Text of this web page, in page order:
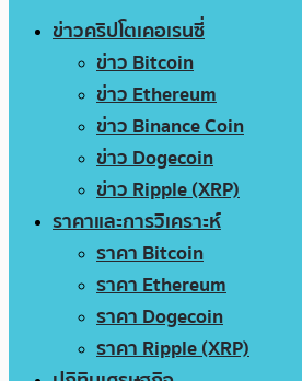
ข่าวคริปโตเคอเรนซี่
ข่าว Bitcoin
ข่าว Ethereum
ข่าว Binance Coin
ข่าว Dogecoin
ข่าว Ripple (XRP)
ราคาและการวิเคราะห์
ราคา Bitcoin
ราคา Ethereum
ราคา Dogecoin
ราคา Ripple (XRP)